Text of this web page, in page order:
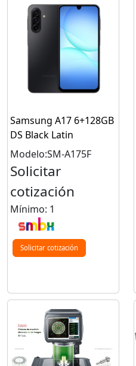
Samsung A17 6+128GB
DS Black Latin
Modelo:SM-A175F
Solicitar
cotización
Mínimo: 1
Solicitar cotización